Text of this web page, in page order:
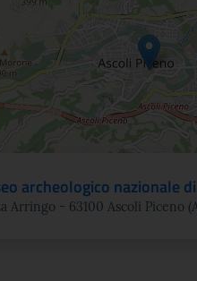
archeologico nazionale
Arringo - 63100 Ascoli Piceno